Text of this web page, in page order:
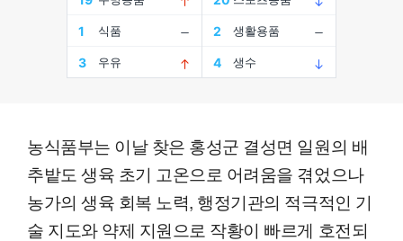
농식품부는 이날 찾은 홍성군 결성면 일원의 배
추밭도 생육 초기 고온으로 어려움을 겪었으나
농가의 생육 회복 노력, 행정기관의 적극적인 기
술 지도와 약제 지원으로 작황이 빠르게 호전되